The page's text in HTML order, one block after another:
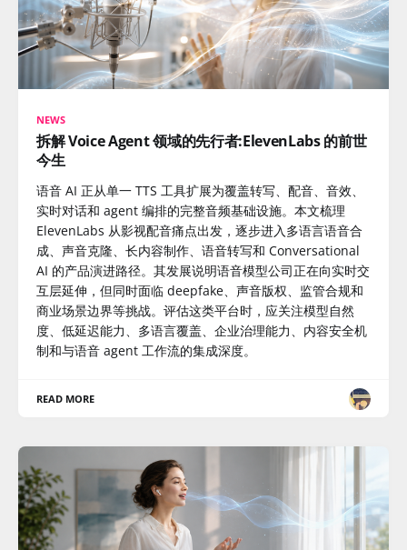
NEWS
拆解 Voice Agent 领域的先行者:ElevenLabs 的前世
今生
语音 AI 正从单一 TTS 工具扩展为覆盖转写、配音、音效、
实时对话和 agent 编排的完整音频基础设施。本文梳理
ElevenLabs 从影视配音痛点出发，逐步进入多语言语音合
成、声音克隆、长内容制作、语音转写和 Conversational
AI 的产品演进路径。其发展说明语音模型公司正在向实时交
互层延伸，但同时面临 deepfake、声音版权、监管合规和
商业场景边界等挑战。评估这类平台时，应关注模型自然
度、低延迟能力、多语言覆盖、企业治理能力、内容安全机
制和与语音 agent 工作流的集成深度。
READ MORE